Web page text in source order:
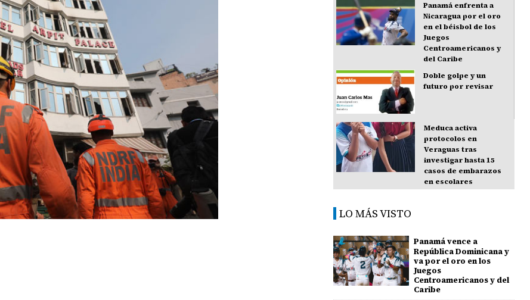
Panamá enfrenta a
Nicaragua por el oro
en el béisbol de los
Juegos
Centroamericanos y
del Caribe
Doble golpe y un
futuro por revisar
Meduca activa
protocolos en
Veraguas tras
investigar hasta 15
casos de embarazos
en escolares
LO MÁS VISTO
Panamá vence a
República Dominicana y
va por el oro en los
Juegos
Centroamericanos y del
Caribe